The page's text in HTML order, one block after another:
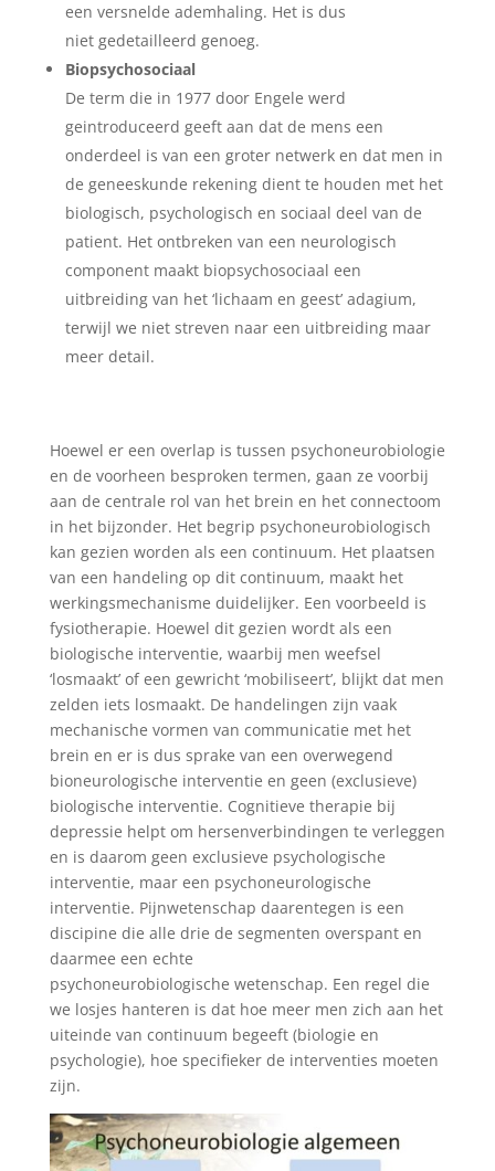
een versnelde ademhaling. Het is dus
niet gedetailleerd genoeg.
Biopsychosociaal
De term die in 1977 door Engele werd
geintroduceerd geeft aan dat de mens een
onderdeel is van een groter netwerk en dat men in
de geneeskunde rekening dient te houden met het
biologisch, psychologisch en sociaal deel van de
patient. Het ontbreken van een neurologisch
component maakt biopsychosociaal een
uitbreiding van het ‘lichaam en geest’ adagium,
terwijl we niet streven naar een uitbreiding maar
meer detail.
Hoewel er een overlap is tussen psychoneurobiologie
en de voorheen besproken termen, gaan ze voorbij
aan de centrale rol van het brein en het connectoom
in het bijzonder. Het begrip psychoneurobiologisch
kan gezien worden als een continuum. Het plaatsen
van een handeling op dit continuum, maakt het
werkingsmechanisme duidelijker. Een voorbeeld is
fysiotherapie. Hoewel dit gezien wordt als een
biologische interventie, waarbij men weefsel
‘losmaakt’ of een gewricht ‘mobiliseert’, blijkt dat men
zelden iets losmaakt. De handelingen zijn vaak
mechanische vormen van communicatie met het
brein en er is dus sprake van een overwegend
bioneurologische interventie en geen (exclusieve)
biologische interventie. Cognitieve therapie bij
depressie helpt om hersenverbindingen te verleggen
en is daarom geen exclusieve psychologische
interventie, maar een psychoneurologische
interventie. Pijnwetenschap daarentegen is een
discipine die alle drie de segmenten overspant en
daarmee een echte
psychoneurobiologische wetenschap. Een regel die
we losjes hanteren is dat hoe meer men zich aan het
uiteinde van continuum begeeft (biologie en
psychologie), hoe specifieker de interventies moeten
zijn.